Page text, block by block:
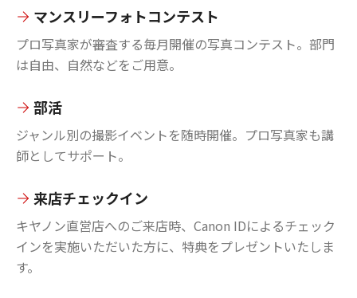
マンスリーフォトコンテスト
プロ写真家が審査する毎月開催の写真コンテスト。部門
は自由、自然などをご用意。
部活
ジャンル別の撮影イベントを随時開催。プロ写真家も講
師としてサポート。
来店チェックイン
キヤノン直営店へのご来店時、Canon IDによるチェック
インを実施いただいた方に、特典をプレゼントいたしま
す。